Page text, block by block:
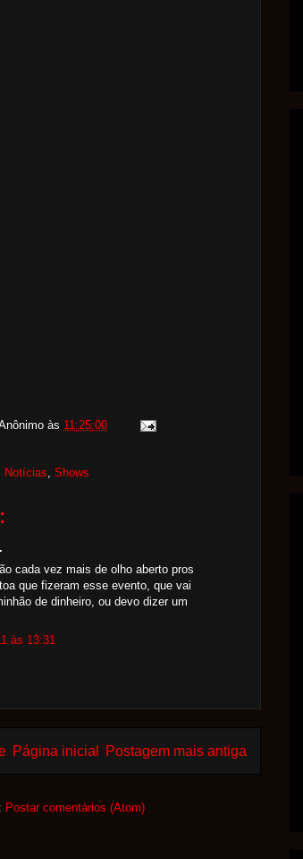
às 11:25:00
Notícias Shows
cada vez mais de olho aberto pros
que fizeram esse evento, que vai
de dinheiro, ou devo dizer um
às 13:31
Postagem mais antiga
Página inicial
Postar comentários (Atom)